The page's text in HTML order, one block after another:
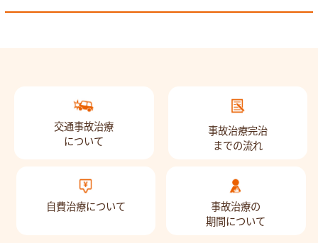
交通事故治療
について
事故治療完治
までの流れ
自費治療について
事故治療の
期間について